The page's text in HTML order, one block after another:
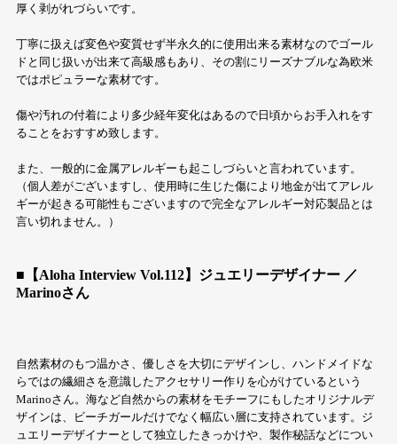
厚く剥がれづらいです。
丁寧に扱えば変色や変質せず半永久的に使用出来る素材なのでゴール
ドと同じ扱いが出来て高級感もあり、その割にリーズナブルな為欧米
ではポピュラーな素材です。
傷や汚れの付着により多少経年変化はあるので日頃からお手入れをす
ることをおすすめ致します。
また、一般的に金属アレルギーも起こしづらいと言われています。
（個人差がございますし、使用時に生じた傷により地金が出てアレル
ギーが起きる可能性もございますので完全なアレルギー対応製品とは
言い切れません。）
■【Aloha Interview Vol.112】ジュエリーデザイナー ／
Marinoさん
自然素材のもつ温かさ、優しさを大切にデザインし、ハンドメイドな
らではの繊細さを意識したアクセサリー作りを心がけているという
Marinoさん。海など自然からの素材をモチーフにもしたオリジナルデ
ザインは、ビーチガールだけでなく幅広い層に支持されています。ジ
ュエリーデザイナーとして独立したきっかけや、製作秘話などについ